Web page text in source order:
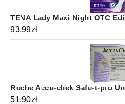
TENA Lady Maxi Night OTC
93.99zł
Roche Accu-chek Safe-t-pro
51.90zł